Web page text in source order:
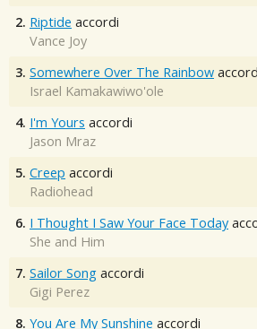
2. Riptide accordi
Vance Joy
3. Somewhere Over The Rainbow
Israel Kamakawiwo'ole
4. I'm Yours accordi
Jason Mraz
5. Creep accordi
Radiohead
6. I Thought I Saw Your Face Today
She and Him
7. Sailor Song accordi
Gigi Perez
8. You Are My Sunshine accordi